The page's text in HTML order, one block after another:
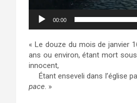
00:00
« Le douze du mois de janvier
ans ou environ, étant mort
innocent,
Étant enseveli dans l’église
pace. »